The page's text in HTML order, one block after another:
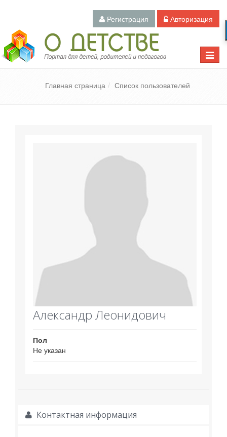
Регистрация Авторизация
Toggle
Педагогический портал «О детстве»
Главная страница Список пользователей
Александр Леонидович
Пол
Не указан
Контактная информация